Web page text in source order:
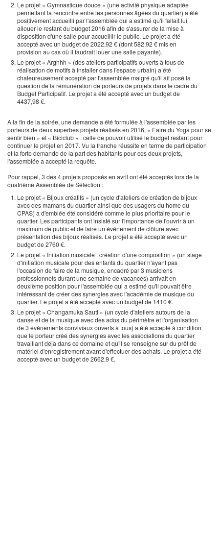
Le projet « Gymnastique douce » (une activité physique adaptée
permettant la rencontre entre les personnes âgées du quartier) a été
positivement accueilli par l'assemblée qui a estimé qu'il fallait lui
allouer le restant du budget 2016 afin de s'assurer de la mise à
disposition d'une salle pour accueillir le public. Le projet a été
accepté avec un budget de 2022,92 € (dont 582,92 € mis en
provision au cas où il faudrait louer une salle payante).
Le projet « Arghhh » (des ateliers participatifs ouverts à tous de
réalisation de motifs à installer dans l'espace urbain) a été
chaleureusement accepté par l'assemblée malgré qu'il ait posé la
question de la rémunération de porteurs de projets dans le cadre du
Budget Participatif. Le projet a été accepté avec un budget de
4437,98 €.
A la fin de la soirée, une demande a été formulée à l'assemblée par les
porteurs de deux superbes projets réalisés en 2016, « Faire du Yoga pour se
sentir bien » et « Biciclub » : celle de pouvoir utilisé le budget restant pour
continuer le projet en 2017. Vu la franche réussite en terme de participation
et la forte demande de la part des habitants pour ces deux projets,
l'assemblée a accepté la requête.
Pour rappel, 3 des 4 projets proposés en avril ont été acceptés lors de la
quatrième Assemblée de Sélection :
Le projet « Bijoux créatifs » (un cycle d'ateliers de création de bijoux
avec des mamans du quartier ainsi que des usagers du home du
CPAS) a d'emblée été considéré comme le plus prioritaire pour le
quartier. Les participants ont insisté sur l'importance de l'ouvrir à un
maximum de public et de faire un événement de clôture avec
présentation des bijoux réalisés. Le projet a été accepté avec un
budget de 2760 €.
Le projet « Initiation musicale : création d'une composition » (un stage
d'initiation musicale pour des enfants du quartier n'ayant pas
l'occasion de faire de la musique, encadré par 3 musiciens
professionnels durant une semaine de vacances) arrivait en
deuxième position pour l'assemblée qui a estimé qu'il pouvait être
intéressant de créer des synergies avec l'académie de musique du
quartier. Le projet a été accepté avec un budget de 1410 €.
Le projet « Changamuka Sauti » (un cycle d'ateliers autours de la
danse et de la musique avec des ados du périmètre et l'organisation
de 3 événements conviviaux ouverts à tous) a été accepté à condition
que le porteur créé des synergies avec les associations du quartier
travaillant déjà dans ce domaine et qu'il se renseigne sur du prêt de
matériel d'enregistrement avant d'effectuer des achats. Le projet a été
accepté avec un budget de 2662,9 €.